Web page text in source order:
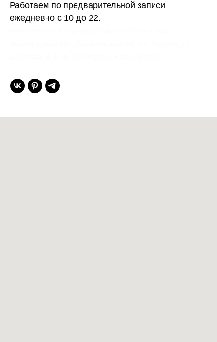
Работаем по предварительной записи
ежедневно с 10 до 22.